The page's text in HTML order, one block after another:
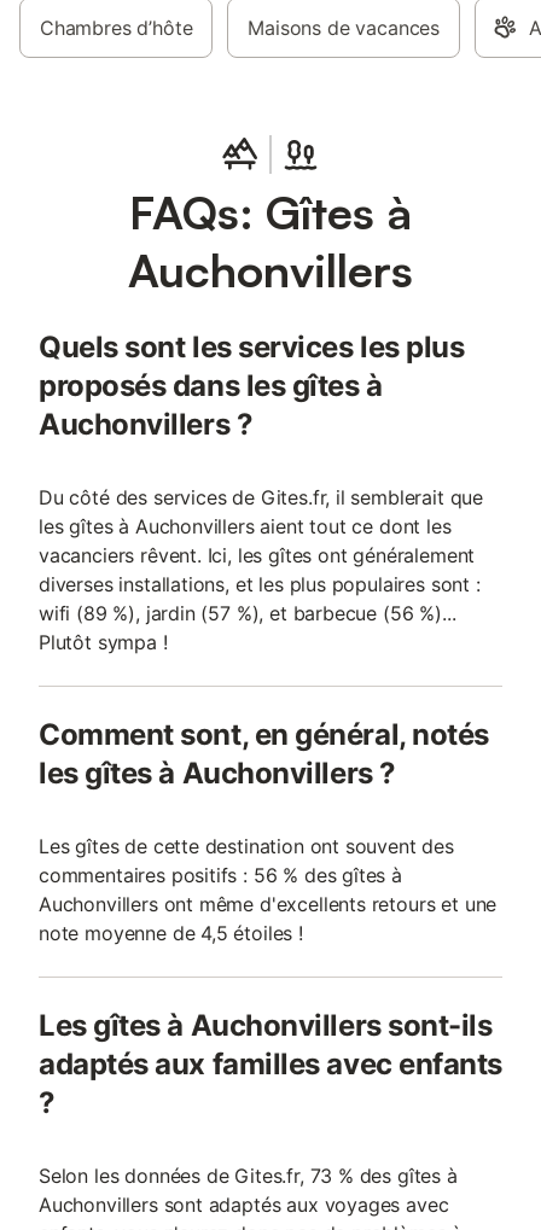
Chambres d’hôte Maisons de vacances
FAQs: Gîtes à
Auchonvillers
Quels sont les services les plus
proposés dans les gîtes à
Auchonvillers ?
Du côté des services de Gites.fr, il semblerait que
les gîtes à Auchonvillers aient tout ce dont les
vacanciers rêvent. Ici, les gîtes ont généralement
diverses installations, et les plus populaires sont :
wifi (89 %), jardin (57 %), et barbecue (56 %)...
Plutôt sympa !
Comment sont, en général, notés
les gîtes à Auchonvillers ?
Les gîtes de cette destination ont souvent des
commentaires positifs : 56 % des gîtes à
Auchonvillers ont même d'excellents retours et une
note moyenne de 4,5 étoiles !
Les gîtes à Auchonvillers sont-ils
adaptés aux familles avec enfants
?
Selon les données de Gites.fr, 73 % des gîtes à
Auchonvillers sont adaptés aux voyages avec